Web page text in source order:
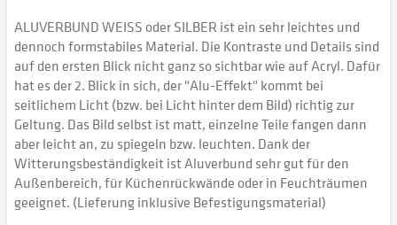
ALUVERBUND WEISS oder SILBER ist ein sehr leichtes und
dennoch formstabiles Material. Die Kontraste und Details sind
auf den ersten Blick nicht ganz so sichtbar wie auf Acryl. Dafür
hat es der 2. Blick in sich, der "Alu-Effekt" kommt bei
seitlichem Licht (bzw. bei Licht hinter dem Bild) richtig zur
Geltung. Das Bild selbst ist matt, einzelne Teile fangen dann
aber leicht an, zu spiegeln bzw. leuchten. Dank der
Witterungsbeständigkeit ist Aluverbund sehr gut für den
Außenbereich, für Küchenrückwände oder in Feuchträumen
geeignet. (Lieferung inklusive Befestigungsmaterial)